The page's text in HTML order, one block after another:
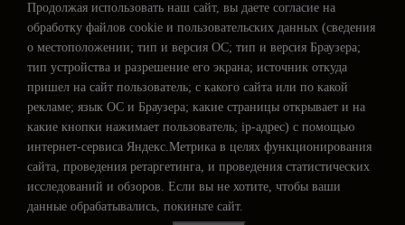
E-mail:info@profarm.su
Режим работы:
ПН-ЧТ 8.00-16.00
ПЯТ 8.00-15.00
СБ-ВС выходные дни
WhatsApp 1:+7 (917) 222-86-78
WhatsApp 2:+7 (903) 307-09-75
Продолжая использовать наш сайт, вы даете согласие на
обработку файлов cookie и пользовательских данных (сведения
о местоположении; тип и версия ОС; тип и версия Браузера;
тип устройства и разрешение его экрана; источник откуда
пришел на сайт пользователь; с какого сайта или по какой
рекламе; язык ОС и Браузера; какие страницы открывает и на
какие кнопки нажимает пользователь; ip-адрес) с помощью
интернет-сервиса Яндекс.Метрика в целях функционирования
сайта, проведения ретаргетинга, и проведения статистических
исследований и обзоров. Если вы не хотите, чтобы ваши
данные обрабатывались, покиньте сайт.